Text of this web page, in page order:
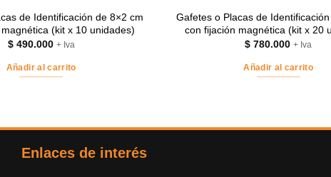
de Identificación de 8×2 cm
(kit x 10 unidades)
$490.000 + Iva
Añadir al carrito
Gafetes o Placas de
con fijación magnética (kit x 20
$ 780.000 + Iva
Añadir al carrito
Enlaces de interés